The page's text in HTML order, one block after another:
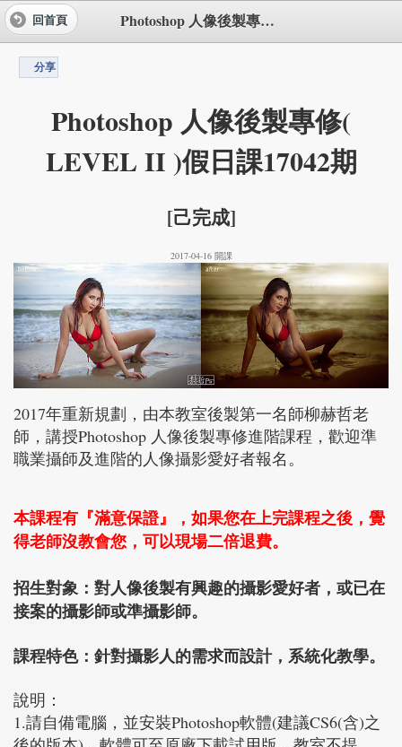
Photoshop 人像後製專修( LEVEL II )假日課17042期
回首頁
分享
Photoshop 人像後製專修(
LEVEL II )假日課17042期
[己完成]
2017-04-16 開課
2017年重新規劃，由本教室後製第一名師柳赫哲老
師，講授Photoshop 人像後製專修進階課程，歡迎準
職業攝師及進階的人像攝影愛好者報名。
本課程有『滿意保證』，如果您在上完課程之後，覺
得老師沒教會您，可以現場二倍退費。
招生對象：對人像後製有興趣的攝影愛好者，或已在
接案的攝影師或準攝影師。
課程特色：針對攝影人的需求而設計，系統化教學。
說明：
1.請自備電腦，並安裝Photoshop軟體(建議CS6(含)之